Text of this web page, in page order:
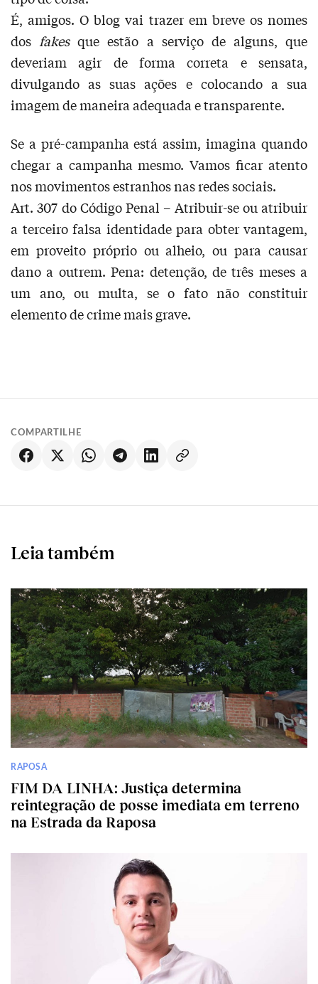
É, amigos. O blog vai trazer em breve os nomes
dos fakesque estão a serviço de alguns, que
deveriam agir de forma correta e sensata,
divulgando as suas ações e colocando a sua
imagem de maneira adequada e transparente.
Se a pré-campanha está assim, imagina quando
chegar a campanha mesmo. Vamos ficar atento
nos movimentos estranhos nas redes sociais.
Art. 307 do Código Penal – Atribuir-se ou atribuir
a terceiro falsa identidade para obter vantagem,
em proveito próprio ou alheio, ou para causar
dano a outrem. Pena: detenção, de três meses a
um ano, ou multa, se o fato não constituir
elemento de crime mais grave.
COMPARTILHE
Leia também
RAPOSA
FIM DA LINHA: Justiça determina
reintegração de posse imediata em terreno
na Estrada da Raposa